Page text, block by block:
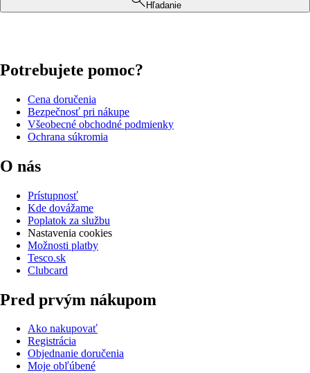
Hľadanie
Potrebujete pomoc?
Cena doručenia
Bezpečnosť pri nákupe
Všeobecné obchodné podmienky
Ochrana súkromia
O nás
Prístupnosť
Kde dovážame
Poplatok za službu
Nastavenia cookies
Možnosti platby
Tesco.sk
Clubcard
Pred prvým nákupom
Ako nakupovať
Registrácia
Objednanie doručenia
Moje obľúbené